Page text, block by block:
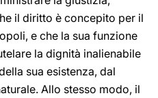
il diritto è concepito per il
e che la sua funzione
la dignità inalienabile
sua esistenza, dal
Allo stesso modo, il